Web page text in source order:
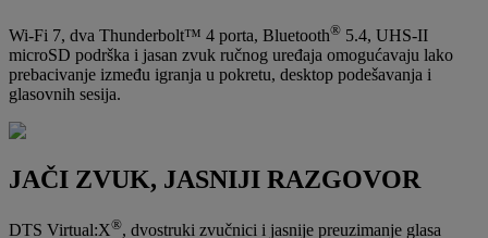
Wi-Fi 7, dva Thunderbolt™ 4 porta, Bluetooth® 5.4, UHS-II
microSD podrška i jasan zvuk ručnog uređaja omogućavaju lako
prebacivanje između igranja u pokretu, desktop podešavanja i
glasovnih sesija.
JAČI ZVUK, JASNIJI RAZGOVOR
DTS Virtual:X®, dvostruki zvučnici i jasnije preuzimanje glasa